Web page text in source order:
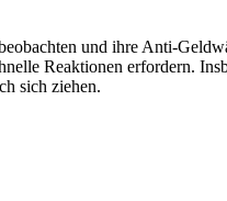
und ihre Anti-
Reaktionen erfordern.
sich ziehen.